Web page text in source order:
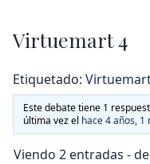
Virtuemart 4
Etiquetado:
Este debate tiene 1
última vez el hace 4 años, 1
Viendo 2 entradas -